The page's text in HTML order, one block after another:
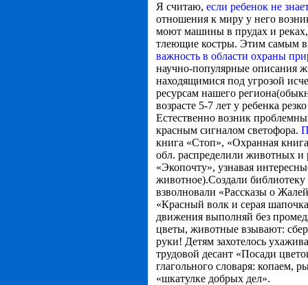
Я считаю, если ребенок не
отношения к миру у него
моют машины в прудах и реках,
тлеющие костры. Этим самым
важность в области охраны
научно-популярные описания
находящимися под угрозой
ресурсам нашего
возрасте 5-7 лет у ребенка
Естественно возник
красным сигналом светофора.
книга «Стоп», «Охранная
обл. распределили животных и
«Экопочту», узнавая
животное).Создали
взволновали «Рассказы о
«Красный волк и серая
движения выполняй без
цветы, животные взывают:
руки! Детям захотелось
трудовой десант «Посади
глагольного словаря: копаем,
«шкатулке добрых дел».